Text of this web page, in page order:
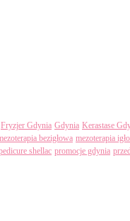
Fryzjer Gdynia Gdynia Kerastase
bezigłowa mezoterapia
shellac promocje gdynia